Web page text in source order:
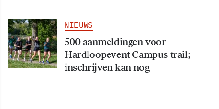
NIEUWS
500 aanmeldingen voor
Hardloopevent Campus trail;
inschrijven kan nog